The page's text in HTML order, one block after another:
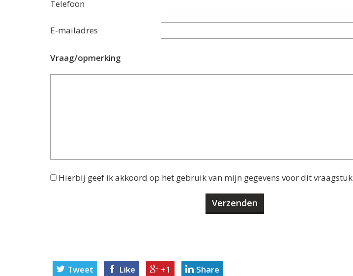
Telefoon
E-mailadres
Vraag/opmerking
Hierbij geef ik akkoord op het gebruik van mijn gegevens voor dit vraagstuk
Tweet Like +1 Share